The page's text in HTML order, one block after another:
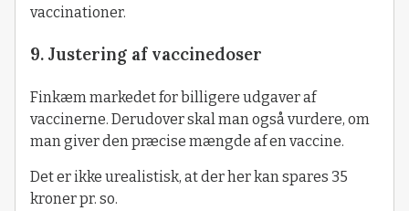
vaccinationer.
9. Justering af vaccinedoser
Finkæm markedet for billigere udgaver af
vaccinerne. Derudover skal man også vurdere, om
man giver den præcise mængde af en vaccine.
Det er ikke urealistisk, at der her kan spares 35
kroner pr. so.